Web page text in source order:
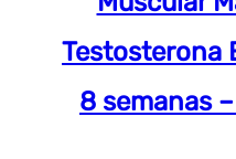
Testosterona
8 semanas